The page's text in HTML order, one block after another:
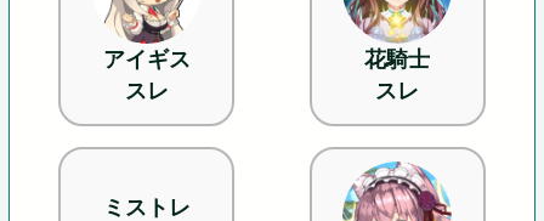
アイギス
スレ
花騎士
スレ
ミストレ